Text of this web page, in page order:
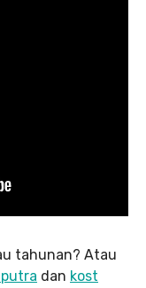
tahunan? Atau
dan kost